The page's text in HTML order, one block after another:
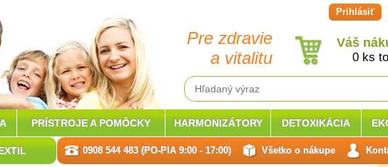
Pre zdravie
a vitalitu
Prihlásiť
Váš
0 ks
PRÍSTROJE A POMÔCKY HARMONIZÁTORY DETOXIKÁCIA
0908 544 483 (PO-PIA 9:00 - 17:00) Všetko o nákupe